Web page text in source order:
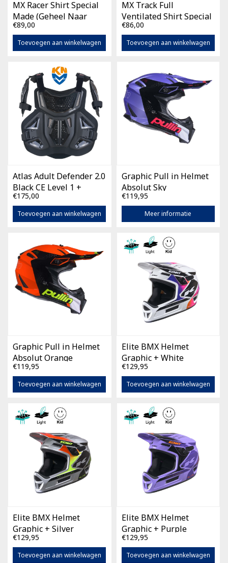
MX Racer Shirt Special
Made (Geheel Naar
Eigen Wens)
€89,00
Toevoegen aan winkelwagen
MX Track Full
Ventilated Shirt Special
Made (Geheel Naar
Eigen Wens)
€86,00
Toevoegen aan winkelwagen
Atlas Adult Defender 2.0
Black CE Level 1 +
Shoulder
€175,00
Toevoegen aan winkelwagen
Graphic Pull in Helmet
Absolut Sky
€119,95
Meer informatie
Graphic Pull in Helmet
Absolut Orange
€119,95
Toevoegen aan winkelwagen
Elite BMX Helmet
Graphic + White
Gradient
€129,95
Toevoegen aan winkelwagen
Elite BMX Helmet
Graphic + Silver
€129,95
Toevoegen aan winkelwagen
Elite BMX Helmet
Graphic + Purple
€129,95
Toevoegen aan winkelwagen